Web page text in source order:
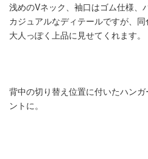
浅めのVネック、袖口はゴム仕様
カジュアルなディテールですが、
大人っぽく上品に見せてくれます。
背中の切り替え位置に付いたハン
ントに。